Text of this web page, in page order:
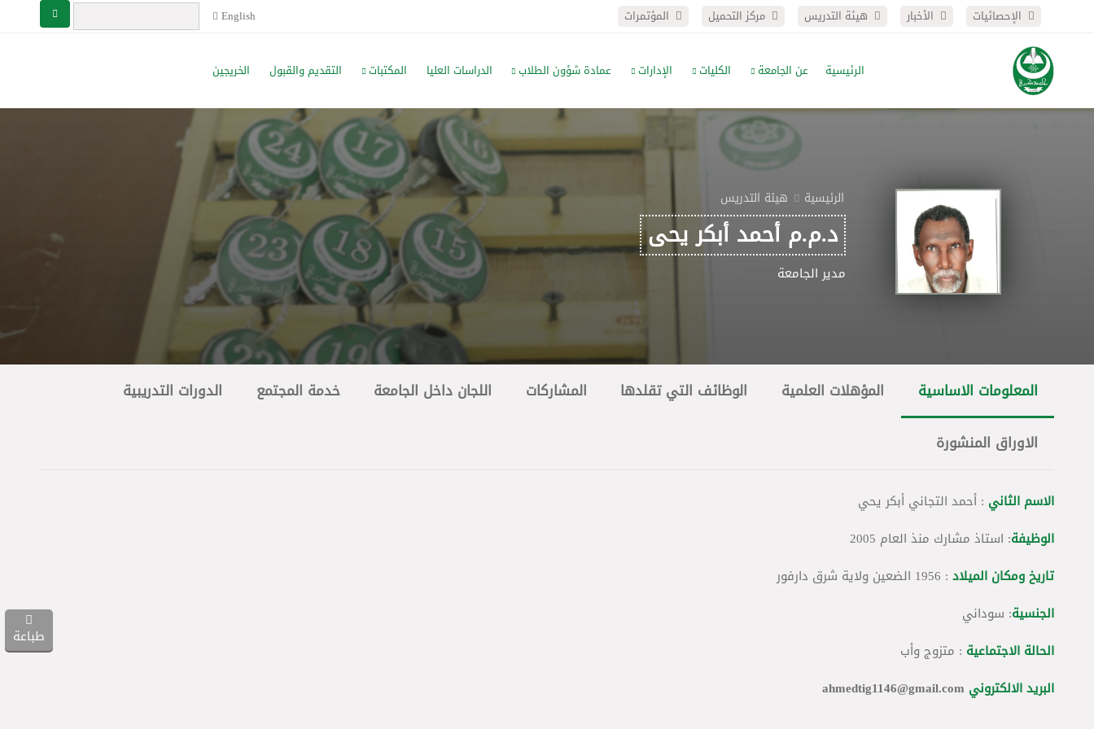
الإحصائيات الأخبار هيئة التدريس مركز التحميل المؤتمرات English
الرئيسية عن الجامعة الكليات الإدارات عمادة شؤون الطلاب الدراسات العليا المكتبات التقديم والقبول الخريجين
طباعة
الرئيسية هيئة التدريس
د.م.م أحمد أبكر يحى
مدير الجامعة
المعلومات الاساسية المؤهلات العلمية الوظائف التي تقلدها المشاركات اللجان داخل الجامعة خدمة المجتمع الدورات التدريبية
الاوراق المنشورة
الاسم الثاني : أحمد التجاني أبكر يحي
الوظيفة: استاذ مشارك منذ العام 2005
تاريخ ومكان الميلاد: 1956 الضعين ولاية شرق دارفور
الجنسية: سوداني
الحالة الاجتماعية : متزوج وأب
البريد الالكتروني ahmedtig1146@gmail.com